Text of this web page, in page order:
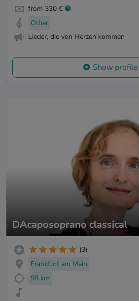
from 330 €
Other
Lieder, die von Herzen kommen
Show profile
DAcaposoprano classical
(3)
Frankfurt am Main
98 km